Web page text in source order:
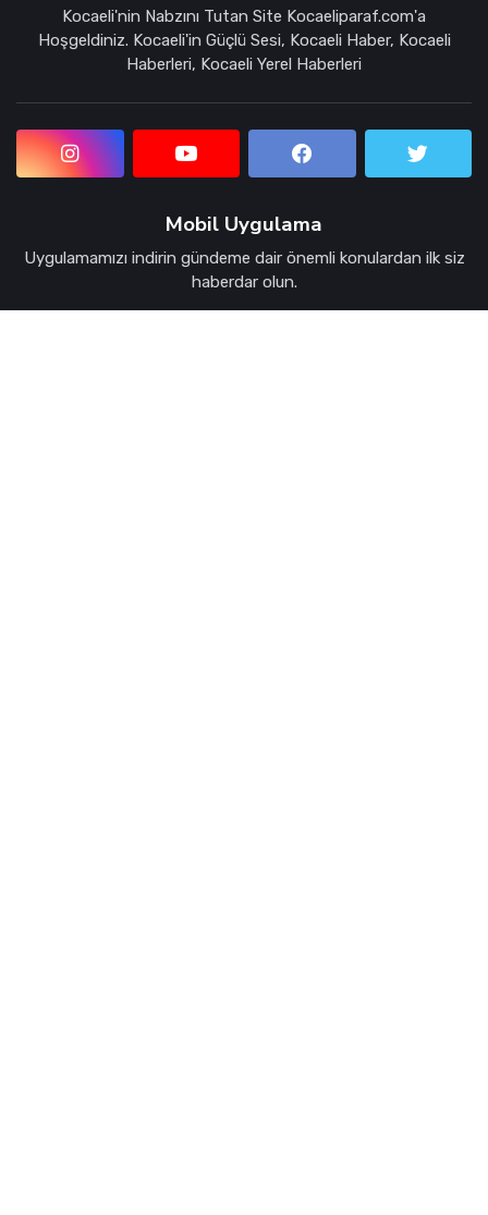
Kocaeli'nin Nabzını Tutan Site Kocaeliparaf.com'a
Hoşgeldiniz. Kocaeli'in Güçlü Sesi, Kocaeli Haber, Kocaeli
Haberleri, Kocaeli Yerel Haberleri
Mobil Uygulama
Uygulamamızı indirin gündeme dair önemli konulardan ilk siz
haberdar olun.